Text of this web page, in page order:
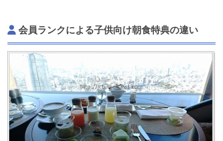
会員ランクによる子供向け朝食特典の違い